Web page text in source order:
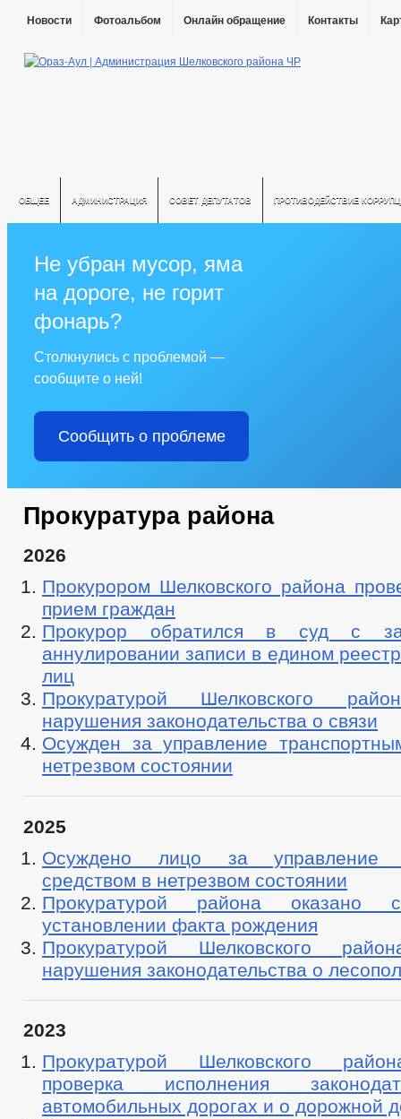
Новости Фотоальбом Онлайн обращение Контакты
ОБЩЕЕ АДМИНИСТРАЦИЯ СОВЕТ ДЕПУТАТОВ ПРОТИВОДЕЙСТВИЕ
Не убран мусор, яма
на дороге, не горит
фонарь?
Столкнулись с проблемой —
сообщите о ней!
Сообщить о проблеме
Прокуратура района
2026
Прокурором Шелковского района
прием граждан
Прокурор обратился в суд с
аннулировании записи в едином
лиц
Прокуратурой Шелковского
нарушения законодательства о связи
Осужден за управление
нетрезвом состоянии
2025
Осуждено лицо за управление
средством в нетрезвом состоянии
Прокуратурой района оказано
установлении факта рождения
Прокуратурой Шелковского
нарушения законодательства о
2023
Прокуратурой Шелковского
проверка исполнения
автомобильных дорогах и о дорожной